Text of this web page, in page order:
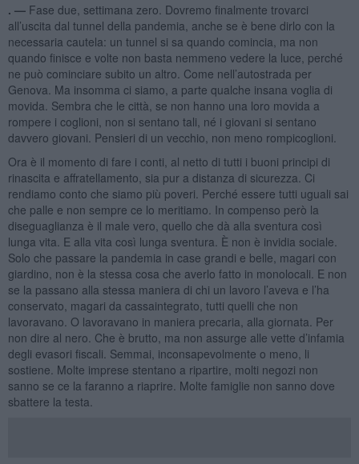
. — Fase due, settimana zero. Dovremo finalmente trovarci
all’uscita dal tunnel della pandemia, anche se è bene dirlo con la
necessaria cautela: un tunnel si sa quando comincia, ma non
quando finisce e volte non basta nemmeno vedere la luce, perché
ne può cominciare subito un altro. Come nell’autostrada per
Genova. Ma insomma ci siamo, a parte qualche insana voglia di
movida. Sembra che le città, se non hanno una loro movida a
rompere i coglioni, non si sentano tali, né i giovani si sentano
davvero giovani. Pensieri di un vecchio, non meno rompicoglioni.
Ora è il momento di fare i conti, al netto di tutti i buoni principi di
rinascita e affratellamento, sia pur a distanza di sicurezza. Ci
rendiamo conto che siamo più poveri. Perché essere tutti uguali sai
che palle e non sempre ce lo meritiamo. In compenso però la
diseguaglianza è il male vero, quello che dà alla sventura così
lunga vita. E alla vita così lunga sventura. È non è invidia sociale.
Solo che passare la pandemia in case grandi e belle, magari con
giardino, non è la stessa cosa che averlo fatto in monolocali. E non
se la passano alla stessa maniera di chi un lavoro l’aveva e l’ha
conservato, magari da cassaintegrato, tutti quelli che non
lavoravano. O lavoravano in maniera precaria, alla giornata. Per
non dire al nero. Che è brutto, ma non assurge alle vette d’infamia
degli evasori fiscali. Semmai, inconsapevolmente o meno, li
sostiene. Molte imprese stentano a ripartire, molti negozi non
sanno se ce la faranno a riaprire. Molte famiglie non sanno dove
sbattere la testa.